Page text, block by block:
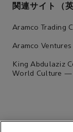
関連サイト（英
Aramco Trading
Aramco Ventures
King Abdulaziz
World Culture —